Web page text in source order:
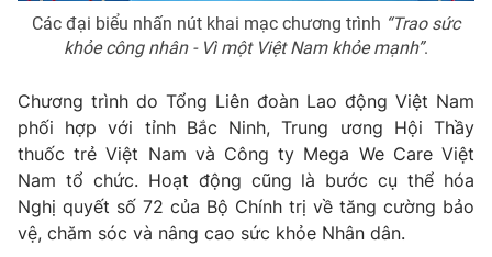
Sản phẩm
Thị trường
Tư vấn
Lịch phát sóng
Chuyên mục khác
Emagazine Podcast
Photo Infographic
Các đại biểu nhấn nút khai mạc chương trình “Trao sức
khỏe công nhân - Vì một Việt Nam khỏe mạnh”.
Chương trình do Tổng Liên đoàn Lao động Việt Nam
phối hợp với tỉnh Bắc Ninh, Trung ương Hội Thầy
thuốc trẻ Việt Nam và Công ty Mega We Care Việt
Nam tổ chức. Hoạt động cũng là bước cụ thể hóa
Nghị quyết số 72 của Bộ Chính trị về tăng cường bảo
vệ, chăm sóc và nâng cao sức khỏe Nhân dân.